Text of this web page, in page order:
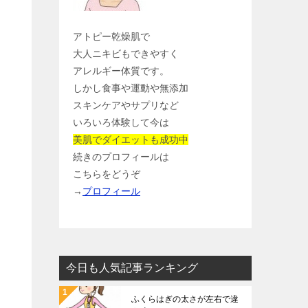
アトピー乾燥肌で
大人ニキビもできやすく
アレルギー体質です。
しかし食事や運動や無添加
スキンケアやサプリなど
いろいろ体験して今は
美肌でダイエットも成功中
続きのプロフィールは
こちらをどうぞ
→ プロフィール
今日も人気記事ランキング
ふくらはぎの太さが左右で違